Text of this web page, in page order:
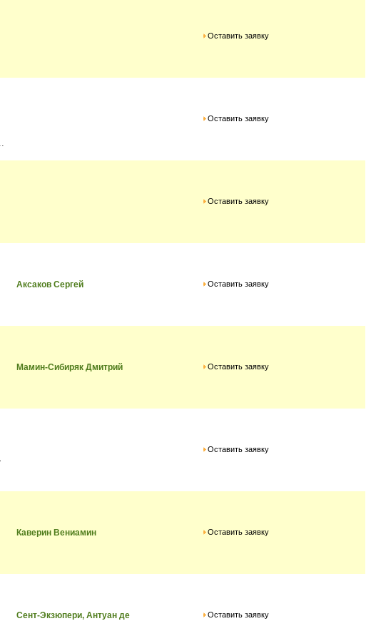
Оставить заявку
Оставить заявку
Оставить заявку
Аксаков Сергей Оставить заявку
Мамин-Сибиряк Дмитрий Оставить заявку
Оставить заявку
Каверин Вениамин Оставить заявку
Сент-Экзюпери, Антуан де Оставить заявку